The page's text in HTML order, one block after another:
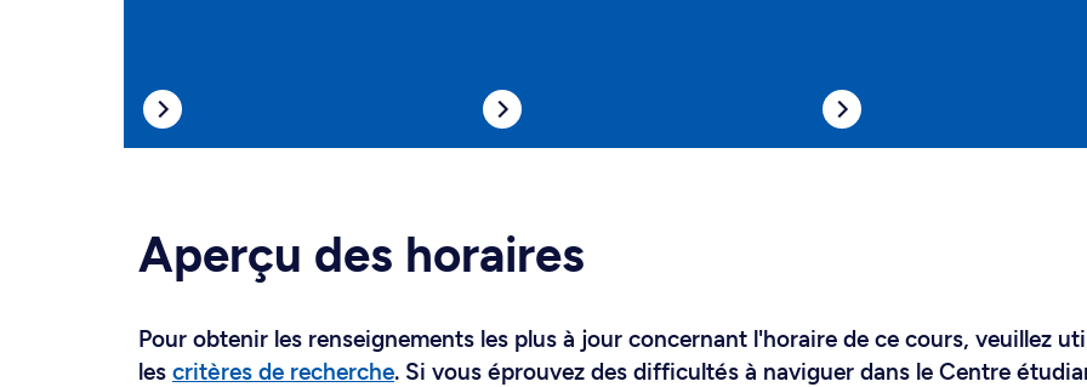
Aperçu des horaires
Pour obtenir les renseignements les plus à jour concernant l'horaire de ce cours, veuillez
les critères de recherche. Si vous éprouvez des difficultés à naviguer dans le Centre